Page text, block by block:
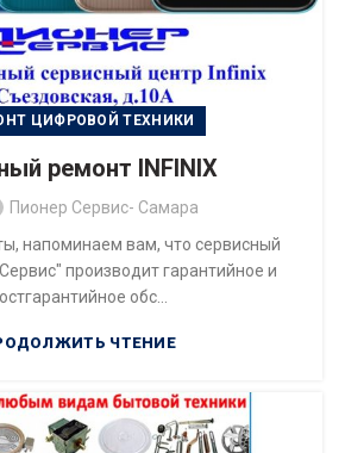
ЦИФРОВОЙ ТЕХНИКИ
ремонт INFINIX
Пионер Сервис- Самара
напоминаем вам, что сервисный
производит гарантийное и
обс...
ЧТЕНИЕ